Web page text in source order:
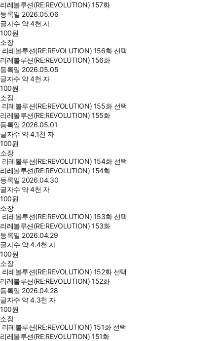
리레볼루션(RE:REVOLUTION) 157화
등록일 2026.05.06
글자수 약 4천 자
100원
소장
리레볼루션(RE:REVOLUTION) 156화 선택
리레볼루션(RE:REVOLUTION) 156화
등록일 2026.05.05
글자수 약 4천 자
100원
소장
리레볼루션(RE:REVOLUTION) 155화 선택
리레볼루션(RE:REVOLUTION) 155화
등록일 2026.05.01
글자수 약 4.1천 자
100원
소장
리레볼루션(RE:REVOLUTION) 154화 선택
리레볼루션(RE:REVOLUTION) 154화
등록일 2026.04.30
글자수 약 4천 자
100원
소장
리레볼루션(RE:REVOLUTION) 153화 선택
리레볼루션(RE:REVOLUTION) 153화
등록일 2026.04.29
글자수 약 4.4천 자
100원
소장
리레볼루션(RE:REVOLUTION) 152화 선택
리레볼루션(RE:REVOLUTION) 152화
등록일 2026.04.28
글자수 약 4.3천 자
100원
소장
리레볼루션(RE:REVOLUTION) 151화 선택
리레볼루션(RE:REVOLUTION) 151화